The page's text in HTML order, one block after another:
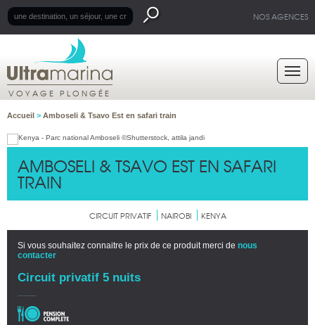
NOS AGENCES
VOYAGE PLONGÉE
Accueil > Amboseli & Tsavo Est en safari train
AMBOSELI & TSAVO EST EN SAFARI
TRAIN
CIRCUIT PRIVATIF NAIROBI KENYA
Si vous souhaitez connaitre le prix de ce produit merci de nous
contacter
Circuit privatif 5 nuits